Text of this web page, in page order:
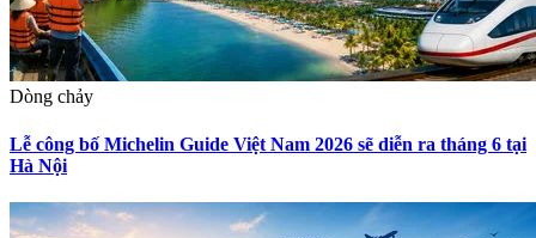
Dòng chảy
Lễ công bố Michelin Guide Việt Nam 2026 sẽ diễn ra tháng 6 tại
Hà Nội